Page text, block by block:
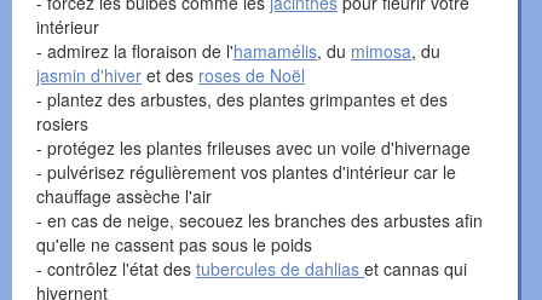
intérieur
- admirez la floraison de l'hamamélis, du mimosa, du
jasmin d'hiver et des roses de Noël
- plantez des arbustes, des plantes grimpantes et des
rosiers
- protégez les plantes frileuses avec un voile d'hivernage
- pulvérisez régulièrement vos plantes d'intérieur car le
chauffage assèche l'air
- en cas de neige, secouez les branches des arbustes afin
qu'elle ne cassent pas sous le poids
- contrôlez l'état des tubercules de dahlias et cannas qui
hivernent